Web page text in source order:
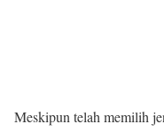
Meskipun telah memilih